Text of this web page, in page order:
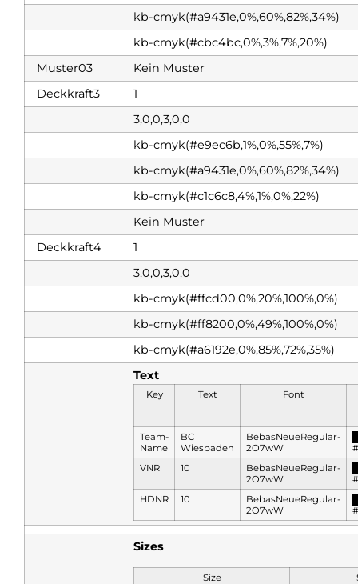
kb-cmyk(#a9431e,0%,60%,82%,34%)
kb-cmyk(#cbc4bc,0%,3%,7%,20%)
Muster03
Kein Muster
Deckkraft3
1
3,0,0,3,0,0
kb-cmyk(#e9ec6b,1%,0%,55%,7%)
kb-cmyk(#a9431e,0%,60%,82%,34%)
kb-cmyk(#c1c6c8,4%,1%,0%,22%)
Kein Muster
Deckkraft4
1
3,0,0,3,0,0
kb-cmyk(#ffcd00,0%,20%,100%,0%)
kb-cmyk(#ff8200,0%,49%,100%,0%)
kb-cmyk(#a6192e,0%,85%,72%,35%)
Text
Key Text Font
Team-
Name
BC
Wiesbaden
BebasNeueRegular-
2O7wW
VNR
10
BebasNeueRegular-
2O7wW
HDNR
10
BebasNeueRegular-
2O7wW
Sizes
Size